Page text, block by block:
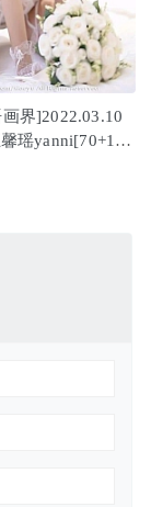
界]2022.03.10
瑶yanni[70+1P